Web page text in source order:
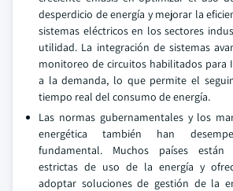
desperdicio de energía y mejorar la
sistemas eléctricos en los sectores
utilidad. La integración de sistemas
monitoreo de circuitos habilitados para
a la demanda, lo que permite el
tiempo real del consumo de energía.
Las normas gubernamentales y los
energética también han
fundamental. Muchos países están
estrictas de uso de la energía y
adoptar soluciones de gestión de la